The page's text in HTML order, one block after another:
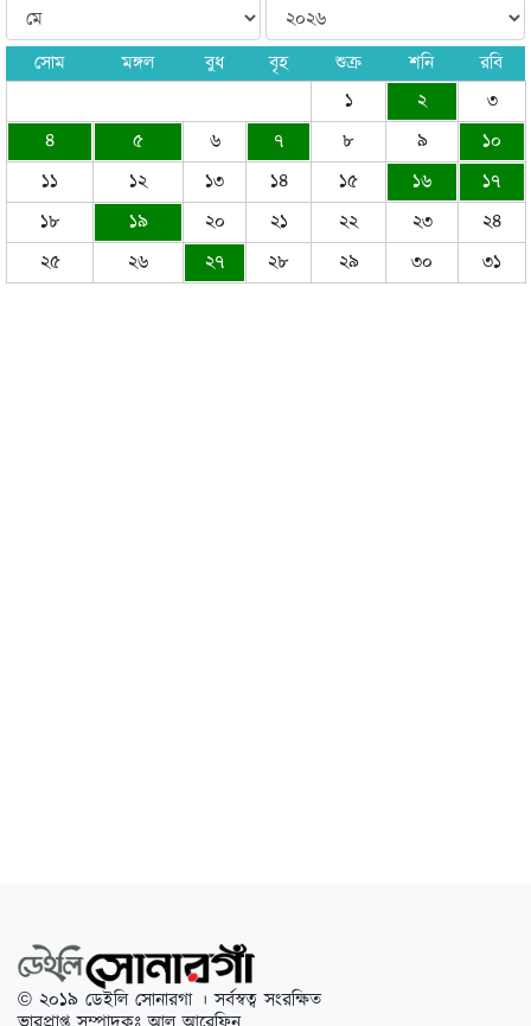
সোম মঙ্গল বুধ বৃহ শুক্র শনি
রবি
১
২
৩
৪
৫ ৬ ৭ ৮ ৯
১০
১১
১২ ১৩ ১৪ ১৫ ১৬
১৭
১৮
১৯ ২০ ২১ ২২ ২৩
২৪
২৫
২৬ ২৭ ২৮ ২৯ ৩০ ৩১
© ২০১৯ ডেইলি সোনারগা । সর্বস্বত্ব সংরক্ষিত